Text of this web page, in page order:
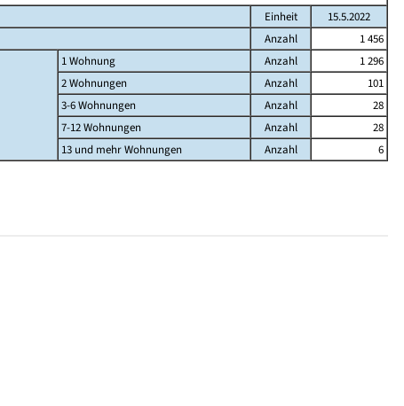
Einheit
15.5.2022
Anzahl
1 456
1 Wohnung Anzahl
1 296
2 Wohnungen
Anzahl
101
3-6 Wohnungen
Anzahl
28
7-12 Wohnungen
Anzahl
28
13 und mehr Wohnungen
Anzahl 6